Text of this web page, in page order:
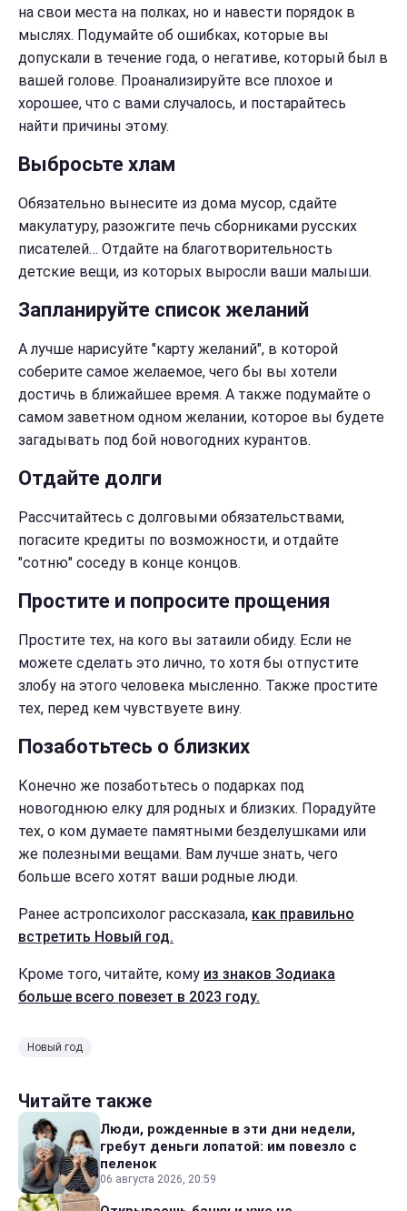
на свои места на полках, но и навести порядок в
мыслях. Подумайте об ошибках, которые вы
допускали в течение года, о негативе, который был в
вашей голове. Проанализируйте все плохое и
хорошее, что с вами случалось, и постарайтесь
найти причины этому.
Выбросьте хлам
Обязательно вынесите из дома мусор, сдайте
макулатуру, разожгите печь сборниками русских
писателей… Отдайте на благотворительность
детские вещи, из которых выросли ваши малыши.
Запланируйте список желаний
А лучше нарисуйте "карту желаний", в которой
соберите самое желаемое, чего бы вы хотели
достичь в ближайшее время. А также подумайте о
самом заветном одном желании, которое вы будете
загадывать под бой новогодних курантов.
Отдайте долги
Рассчитайтесь с долговыми обязательствами,
погасите кредиты по возможности, и отдайте
"сотню" соседу в конце концов.
Простите и попросите прощения
Простите тех, на кого вы затаили обиду. Если не
можете сделать это лично, то хотя бы отпустите
злобу на этого человека мысленно. Также простите
тех, перед кем чувствуете вину.
Позаботьтесь о близких
Конечно же позаботьтесь о подарках под
новогоднюю елку для родных и близких. Порадуйте
тех, о ком думаете памятными безделушками или
же полезными вещами. Вам лучше знать, чего
больше всего хотят ваши родные люди.
Ранее астропсихолог рассказала, как правильно
встретить Новый год.
Кроме того, читайте, кому из знаков Зодиака
больше всего повезет в 2023 году.
Новый год
Читайте также
Люди, рожденные в эти дни недели,
гребут деньги лопатой: им повезло с
пеленок
06 августа 2026, 20:59